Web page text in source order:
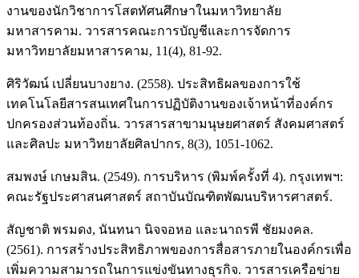
งานของนักวิชาการโสตทัศนศึกษาในมหาวิทยาลัย
มหาสารคาม. วารสารคณะการบัญชีและการจัดการ
มหาวิทยาลัยมหาสารคาม, 11(4), 81-92.
ศิริวัฒน์ เปลี่ยนบางยาง. (2558). ประสิทธิผลของการใช้
เทคโนโลยีสารสนเทศในการปฏิบัติงานของเจ้าหน้าที่องค์กร
ปกครองส่วนท้องถิ่น. วารสารสาขามนุษยศาสตร์ สังคมศาสตร์
และศิลปะ มหาวิทยาลัยศิลปากร, 8(3), 1051-1062.
สมพงษ์ เกษมสิน. (2549). การบริหาร (พิมพ์ครั้งที่ 4). กรุงเทพฯ:
คณะรัฐประศาสนศาสตร์ สถาบันบัณฑิตพัฒนบริหารศาสตร์.
สัญชาติ พรมดง, นันทนา นิจจอหอ และนาถรพี ชัยมงคล.
(2561). การสร้างประสิทธิภาพของการสื่อสารภายในองค์กรเพื่อ
เพิ่มความสามารถในการแข่งขันทางธุรกิจ. วารสารเครือข่าย